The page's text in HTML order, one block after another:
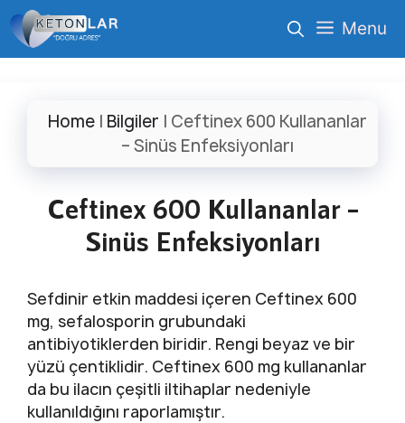
İçeriğe
atla
Menu
Home| Bilgiler | Ceftinex 600 Kullananlar
– Sinüs Enfeksiyonları
Ceftinex 600 Kullananlar –
Sinüs Enfeksiyonları
Sefdinir etkin maddesi içeren Ceftinex 600
mg, sefalosporin grubundaki
antibiyotiklerden biridir. Rengi beyaz ve bir
yüzü çentiklidir. Ceftinex 600 mg kullananlar
da bu ilacın çeşitli iltihaplar nedeniyle
kullanıldığını raporlamıştır.